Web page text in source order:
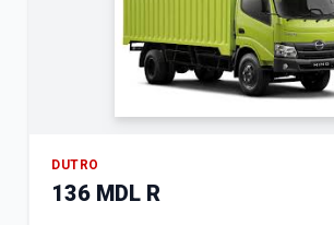
DUTRO
136 MDL R